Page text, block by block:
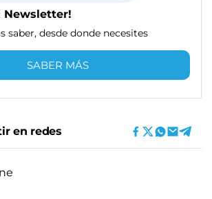
Newsletter!
saber, desde donde necesites
SABER MÁS
en redes